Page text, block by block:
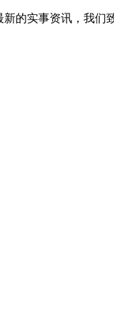
的实事资讯，我们